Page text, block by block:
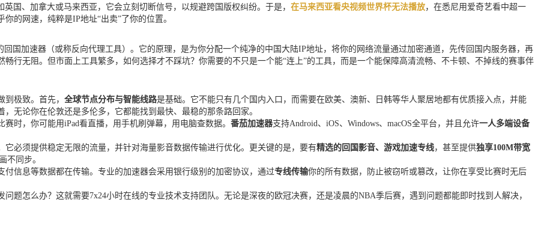
国、加拿大或马来西亚，它会立刻切断信号，以规避跨国版权纠纷。于是， 在马来西亚看央视频世界杯无法播放，在悉尼用爱奇艺看中超一
的网速，纯粹是IP地址“出卖”了你的位置。
国加速器（或称反向代理工具）。它的原理，是为你分配一个纯净的中国大陆IP地址，将你的网络流量通过加密通道，先传回国内服务器，再
行无阻。但市面上工具繁多，如何选择才不踩坑？你需要的不只是一个能“连上”的工具，而是一个能保障高清流畅、不卡顿、不掉线的赛事伴
极致。首先， 全球节点分布与智能线路是基础。它不能只有几个国内入口，而需要在欧美、澳新、日韩等华人聚居地都有优质接入点，并能
无论你在伦敦还是多伦多，它都能找到最快、最稳的那条路回家。
时，你可能用iPad看直播，用手机刷弹幕，用电脑查数据。 番茄加速器支持Android、iOS、Windows、macOS全平台，并且允许一人多端设备
它必须提供稳定无限的流量，并针对海量影音数据传输进行优化。更关键的是，要有精选的回国影音、游戏加速专线，甚至提供独享100M带宽
不同步。
付信息等数据都在传输。专业的加速器会采用银行级别的加密协议，通过专线传输你的所有数据，防止被窃听或篡改，让你在享受比赛时无后
题怎么办？这就需要7x24小时在线的专业技术支持团队。无论是深夜的欧冠决赛，还是凌晨的NBA季后赛，遇到问题都能即时找到人解决，